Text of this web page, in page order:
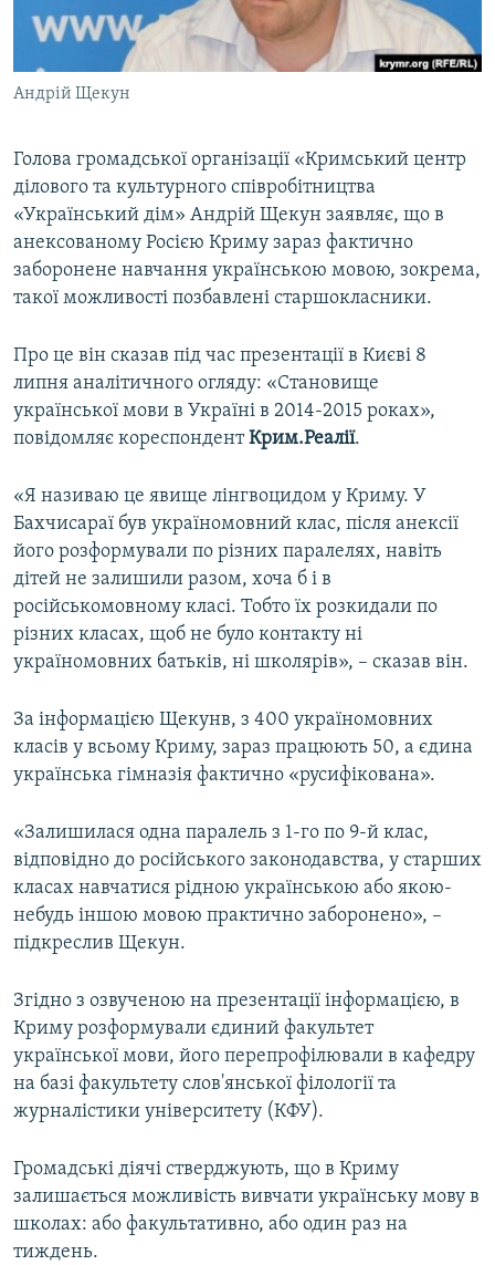
ВІДЕОУРОКИ «ELIFBE»
СВІДЧЕННЯ ОКУПАЦІЇ
УКРАЇНСЬКА ПРОБЛЕМА КРИМУ
Русский
Qırımtatar
Усі сайти RFE/RL
Андрій Щекун
Голова громадської організації «Кримський центр
ділового та культурного співробітництва
«Український дім» Андрій Щекун заявляє, що в
анексованому Росією Криму зараз фактично
заборонене навчання українською мовою, зокрема,
такої можливості позбавлені старшокласники.
Про це він сказав під час презентації в Києві 8
липня аналітичного огляду: «Становище
української мови в Україні в 2014-2015 роках»,
повідомляє кореспондентКрим.Реалії.
«Я називаю це явище лінгвоцидом у Криму. У
Бахчисараї був україномовний клас, після анексії
його розформували по різних паралелях, навіть
дітей не залишили разом, хоча б і в
російськомовному класі. Тобто їх розкидали по
різних класах, щоб не було контакту ні
україномовних батьків, ні школярів», – сказав він.
За інформацією Щекунв, з 400 україномовних
класів у всьому Криму, зараз працюють 50, а єдина
українська гімназія фактично «русифікована».
«Залишилася одна паралель з 1-го по 9-й клас,
відповідно до російського законодавства, у старших
класах навчатися рідною українською або якою-
небудь іншою мовою практично заборонено», –
підкреслив Щекун.
Згідно з озвученою на презентації інформацією, в
Криму розформували єдиний факультет
української мови, його перепрофілювали в кафедру
на базі факультету слов'янської філології та
журналістики університету (КФУ).
Громадські діячі стверджують, що в Криму
залишається можливість вивчати українську мову в
школах: або факультативно, або один раз на
тиждень.